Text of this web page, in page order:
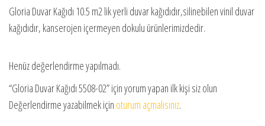
Gloria Duvar Kağıdı 10.5 m2 lik yerli duvar kağıdıdır,silinebilen vinil duvar
kağıdıdır, kanserojen içermeyen dokulu ürünlerimizdedir.
Henüz değerlendirme yapılmadı.
“Gloria Duvar Kağıdı 5508-02” için yorum yapan ilk kişi siz olun
Değerlendirme yazabilmek için oturum açmalısınız.